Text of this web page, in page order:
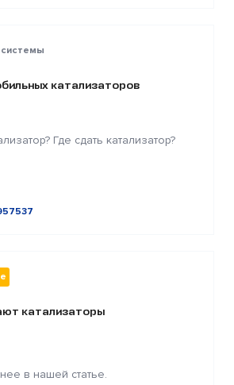
системы
катализаторов
Где сдать катализатор?
катализаторы
в нашей статье.